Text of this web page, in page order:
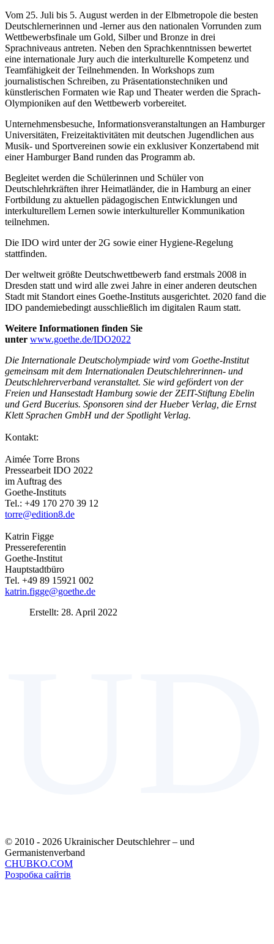
Vom 25. Juli bis 5. August werden in der Elbmetropole die besten
Deutschlernerinnen und -lerner aus den nationalen Vorrunden zum
Wettbewerbsfinale um Gold, Silber und Bronze in drei
Sprachniveaus antreten. Neben den Sprachkenntnissen bewertet
eine internationale Jury auch die interkulturelle Kompetenz und
Teamfähigkeit der Teilnehmenden. In Workshops zum
journalistischen Schreiben, zu Präsentationstechniken und
künstlerischen Formaten wie Rap und Theater werden die Sprach-
Olympioniken auf den Wettbewerb vorbereitet.
Unternehmensbesuche, Informationsveranstaltungen an Hamburger
Universitäten, Freizeitaktivitäten mit deutschen Jugendlichen aus
Musik- und Sportvereinen sowie ein exklusiver Konzertabend mit
einer Hamburger Band runden das Programm ab.
Begleitet werden die Schülerinnen und Schüler von
Deutschlehrkräften ihrer Heimatländer, die in Hamburg an einer
Fortbildung zu aktuellen pädagogischen Entwicklungen und
interkulturellem Lernen sowie interkultureller Kommunikation
teilnehmen.
Die IDO wird unter der 2G sowie einer Hygiene-Regelung
stattfinden.
Der weltweit größte Deutschwettbewerb fand erstmals 2008 in
Dresden statt und wird alle zwei Jahre in einer anderen deutschen
Stadt mit Standort eines Goethe-Instituts ausgerichtet. 2020 fand die
IDO pandemiebedingt ausschließlich im digitalen Raum statt.
Weitere Informationen finden Sie
unter www.goethe.de/IDO2022
Die Internationale Deutscholympiade wird vom Goethe-Institut
gemeinsam mit dem Internationalen Deutschlehrerinnen- und
Deutschlehrerverband veranstaltet. Sie wird gefördert von der
Freien und Hansestadt Hamburg sowie der ZEIT-Stiftung Ebelin
und Gerd Bucerius. Sponsoren sind der Hueber Verlag, die Ernst
Klett Sprachen GmbH und der Spotlight Verlag.
Kontakt:
Aimée Torre Brons
Pressearbeit IDO 2022
im Auftrag des
Goethe-Instituts
Tel.: +49 170 270 39 12
torre@edition8.de
Katrin Figge
Pressereferentin
Goethe-Institut
Hauptstadtbüro
Tel. +49 89 15921 002
katrin.figge@goethe.de
Erstellt: 28. April 2022
© 2010 - 2026 Ukrainischer Deutschlehrer – und
Germanistenverband
CHUBKO.COM
Розробка сайтів